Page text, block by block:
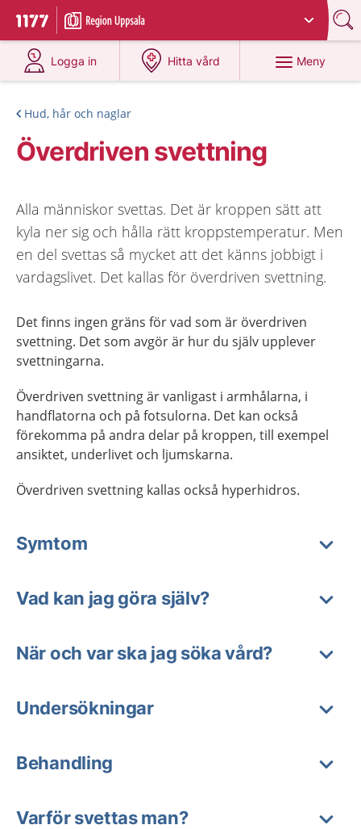
Till startsidan för 1177
Du har valt region
Logga in
på 1177.se
Hitta vård
på 1177.se
Meny
Hud, hår och naglar
Överdriven svettning
Alla människor svettas. Det är kroppen sätt att
kyla ner sig och hålla rätt kroppstemperatur. Men
en del svettas så mycket att det känns jobbigt i
vardagslivet. Det kallas för överdriven svettning.
Det finns ingen gräns för vad som är överdriven
svettning. Det som avgör är hur du själv upplever
svettningarna.
Överdriven svettning är vanligast i armhålarna, i
handflatorna och på fotsulorna. Det kan också
förekomma på andra delar på kroppen, till exempel
ansiktet, underlivet och ljumskarna.
Överdriven svettning kallas också hyperhidros.
Symtom
Vad kan jag göra själv?
När och var ska jag söka vård?
Undersökningar
Behandling
Varför svettas man?